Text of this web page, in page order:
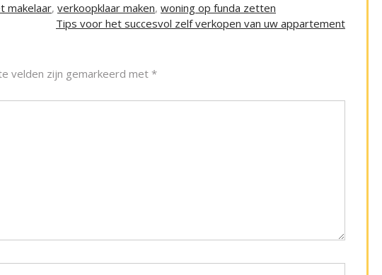
makelaar, verkoopklaar maken, woning op funda zetten
Tips voor het succesvol zelf verkopen van uw appartement
velden zijn gemarkeerd met*